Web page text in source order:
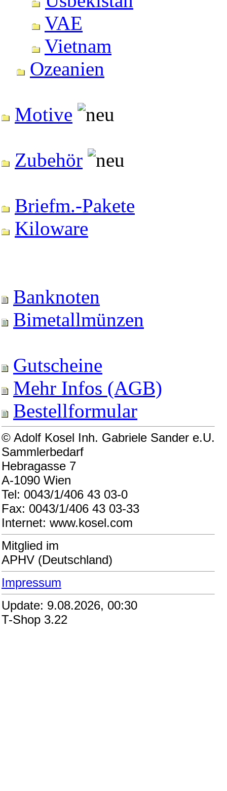
VAE
Vietnam
Ozeanien
Motive
Zubehör
Briefm.-Pakete
Kiloware
Banknoten
Bimetallmünzen
Gutscheine
Mehr Infos (AGB)
Bestellformular
© Adolf Kosel Inh. Gabriele Sander e.U.
Sammlerbedarf
Hebragasse 7
A-1090 Wien
Tel: 0043/1/406 43 03-0
Fax: 0043/1/406 43 03-33
Internet: www.kosel.com
Mitglied im
APHV (Deutschland)
Impressum
Update: 9.08.2026, 00:30
T-Shop 3.22